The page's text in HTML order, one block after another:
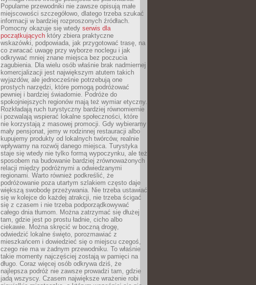
Popularne przewodniki nie zawsze opisują małe
miejscowości szczegółowo, dlatego trzeba szukać
informacji w bardziej rozproszonych źródłach.
Pomocny okazuje się wtedy serwis dla
początkujących który zbiera praktyczne
wskazówki, podpowiada, jak przygotować trasę, na
co zwracać uwagę przy wyborze noclegu i jak
odkrywać mniej znane miejsca bez poczucia
zagubienia. Dla wielu osób właśnie brak nadmiernej
komercjalizacji jest największym atutem takich
wyjazdów, ale jednocześnie potrzebują one
prostych narzędzi, które pomogą podróżować
pewniej i bardziej świadomie. Podróże do
spokojniejszych regionów mają też wymiar etyczny.
Rozkładają ruch turystyczny bardziej równomiernie
i pozwalają wspierać lokalne społeczności, które
nie korzystają z masowej promocji. Gdy wybieramy
mały pensjonat, jemy w rodzinnej restauracji albo
kupujemy produkty od lokalnych twórców, realnie
wpływamy na rozwój danego miejsca. Turystyka
staje się wtedy nie tylko formą wypoczynku, ale też
sposobem na budowanie bardziej zrównoważonych
relacji między podróżnymi a odwiedzanymi
regionami. Warto również podkreślić, że
podróżowanie poza utartym szlakiem często daje
większą swobodę przeżywania. Nie trzeba ustawiać
się w kolejce do każdej atrakcji, nie trzeba ścigać
się z czasem i nie trzeba podporządkowywać
całego dnia tłumom. Można zatrzymać się dłużej
tam, gdzie jest po prostu ładnie, cicho albo
ciekawie. Można skręcić w boczną drogę,
odwiedzić lokalne święto, porozmawiać z
mieszkańcem i dowiedzieć się o miejscu czegoś,
czego nie ma w żadnym przewodniku. To właśnie
takie momenty najczęściej zostają w pamięci na
długo. Coraz więcej osób odkrywa dziś, że
najlepsza podróż nie zawsze prowadzi tam, gdzie
jadą wszyscy. Czasem największe wrażenie robi